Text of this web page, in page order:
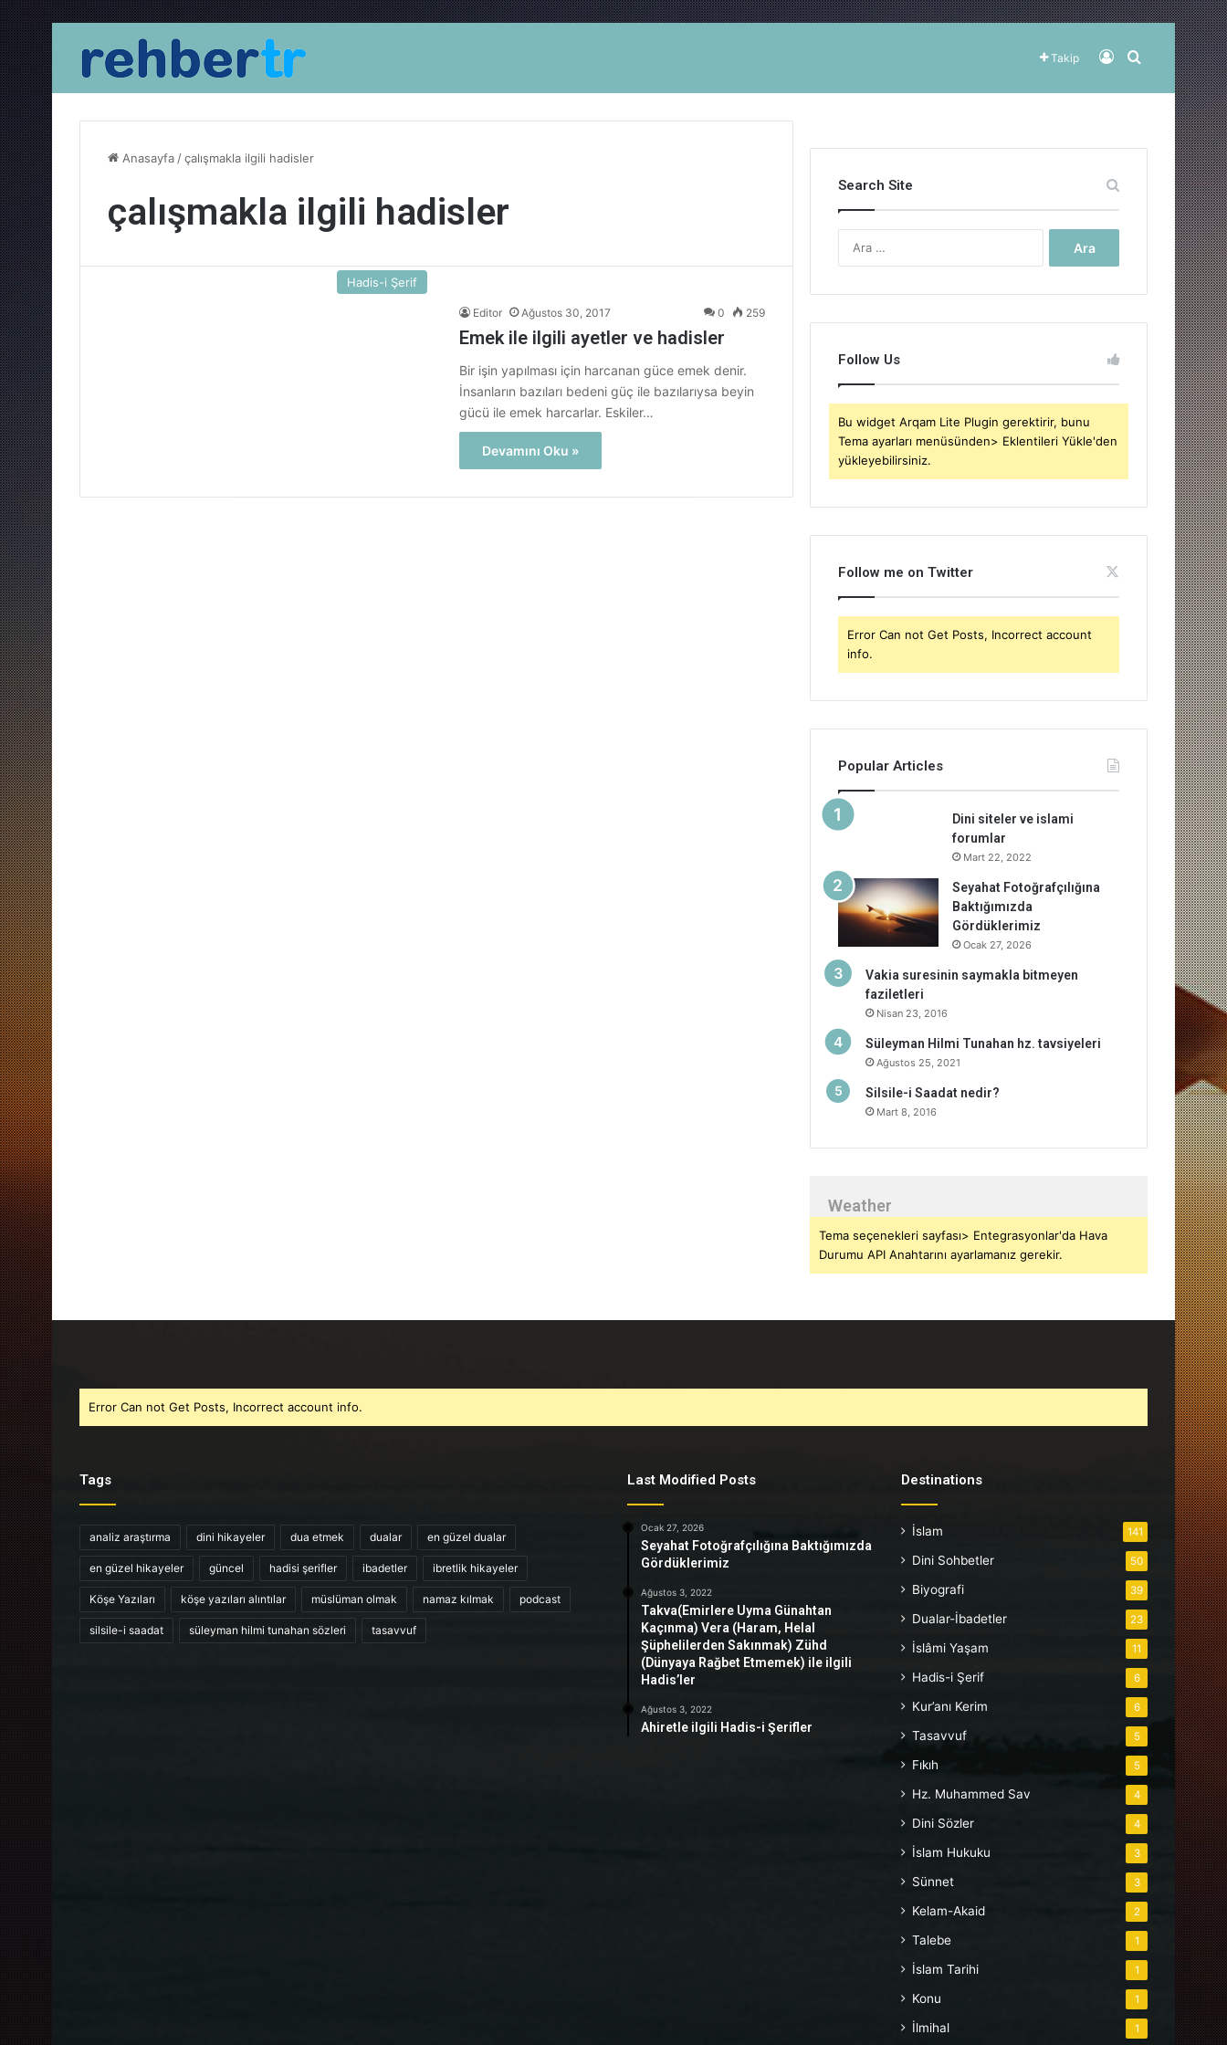
Takip Kayıt OlArama yap
Anasayfa /çalışmakla ilgili hadisler
çalışmakla ilgili hadisler
Hadis-i Şerif
Editor Ağustos 30, 2017 0 259
Emek ile ilgili ayetler ve hadisler
Bir işin yapılması için harcanan güce emek denir.
İnsanların bazıları bedeni güç ile bazılarıysa beyin
gücü ile emek harcarlar. Eskiler…
Devamını Oku »
Search Site
Follow Us
Bu widget Arqam Lite Plugin gerektirir, bunu
Tema ayarları menüsünden> Eklentileri Yükle'den
yükleyebilirsiniz.
Follow me on Twitter
Error Can not Get Posts, Incorrect account
info.
Popular Articles
Dini siteler ve islami
forumlar
Mart 22, 2022
Seyahat Fotoğrafçılığına
Baktığımızda
Gördüklerimiz
Ocak 27, 2026
Vakia suresinin saymakla bitmeyen
faziletleri
Nisan 23, 2016
Süleyman Hilmi Tunahan hz. tavsiyeleri
Ağustos 25, 2021
Silsile-i Saadat nedir?
Mart 8, 2016
Weather
Tema seçenekleri sayfası> Entegrasyonlar'da Hava
Durumu API Anahtarını ayarlamanız gerekir.
Error Can not Get Posts, Incorrect account info.
Tags
analiz araştırma dini hikayeler dua etmek dualar en güzel dualar
en güzel hikayeler güncel hadisi şerifler ibadetler ibretlik hikayeler
Köşe Yazıları köşe yazıları alıntılar müslüman olmak namaz kılmak podcast
silsile-i saadat süleyman hilmi tunahan sözleri tasavvuf
Last Modified Posts
Ocak 27, 2026
Seyahat Fotoğrafçılığına Baktığımızda
Gördüklerimiz
Ağustos 3, 2022
Takva(Emirlere Uyma Günahtan
Kaçınma) Vera (Haram, Helal
Şüphelilerden Sakınmak) Zühd
(Dünyaya Rağbet Etmemek) ile ilgili
Hadis’ler
Ağustos 3, 2022
Ahiretle ilgili Hadis-i Şerifler
Destinations
İslam 141
Dini Sohbetler 50
Biyografi 39
Dualar-İbadetler 23
İslâmi Yaşam 11
Hadis-i Şerif 6
Kur’anı Kerim 6
Tasavvuf 5
Fıkıh 5
Hz. Muhammed Sav 4
Dini Sözler 4
İslam Hukuku 3
Sünnet 3
Kelam-Akaid 2
Talebe 1
İslam Tarihi 1
Konu 1
İlmihal 1